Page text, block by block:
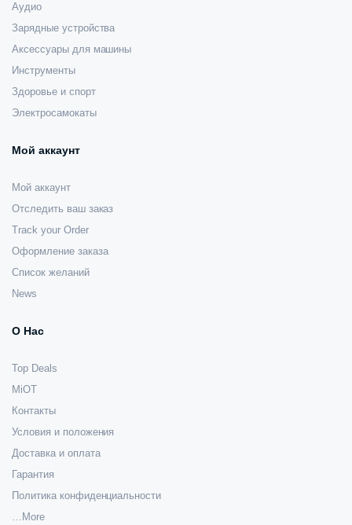
Аудио
Зарядные устройства
Аксессуары для машины
Инструменты
Здоровье и спорт
Электросамокаты
Мой аккаунт
Мой аккаунт
Отследить ваш заказ
Track your Order
Оформление заказа
Список желаний
News
О Нас
Top Deals
MiOT
Контакты
Условия и положения
Доставка и оплата
Гарантия
Политика конфиденциальности
…More